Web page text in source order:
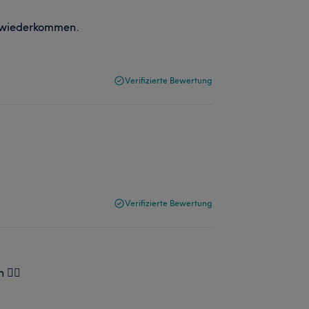
Verifizierte Bewertung
Verifizierte Bewertung